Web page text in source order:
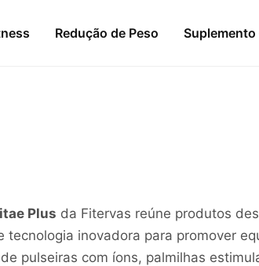
Redução de Peso
Plus da Fitervas reúne produtos
tecnologia inovadora para promover
pulseiras com íons, palmilhas